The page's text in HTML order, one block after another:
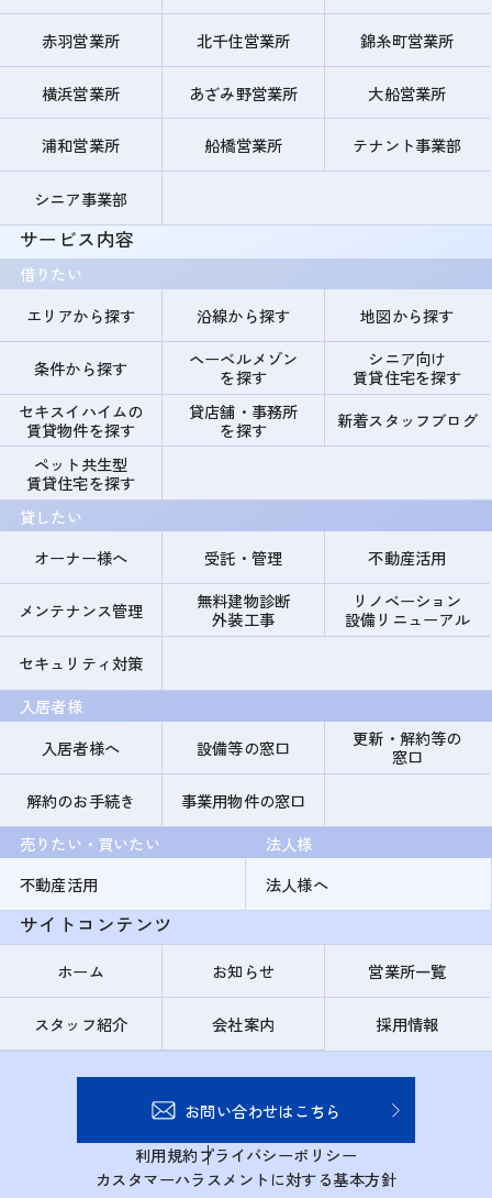
赤羽営業所 北千住営業所 錦糸町営業所
横浜営業所 あざみ野営業所 大船営業所
浦和営業所 船橋営業所 テナント事業部
シニア事業部
サービス内容
借りたい
エリアから探す
沿線から探す 地図から探す
条件から探す
ヘーベルメゾン
を探す
シニア向け
賃貸住宅を探す
セキスイハイムの
賃貸物件を探す
貸店舗・事務所
を探す
新着スタッフブログ
ペット共生型
賃貸住宅を探す
貸したい
オーナー様へ
受託・管理 不動産活用
メンテナンス管理
無料建物診断
外装工事
リノベーション
設備リニューアル
セキュリティ対策
入居者様
入居者様へ
設備等の窓口
更新・解約等の
窓口
解約のお手続き
事業用物件の窓口
売りたい・買いたい
不動産活用
法人様
法人様へ
サイトコンテンツ
ホーム お知らせ 営業所一覧
スタッフ紹介 会社案内 採用情報
お問い合わせはこちら
利用規約プライバシーポリシー
カスタマーハラスメントに対する基本方針